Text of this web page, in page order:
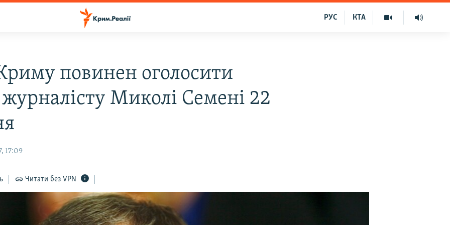
КТА
РУС
повинен оголосити
Миколі Семені 22
17:09
Читати без VPN